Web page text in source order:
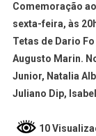
Comemoração
sexta-feira, às
Tetas de Dario
Augusto Marin.
Junior, Natalia
Juliano Dip,
10